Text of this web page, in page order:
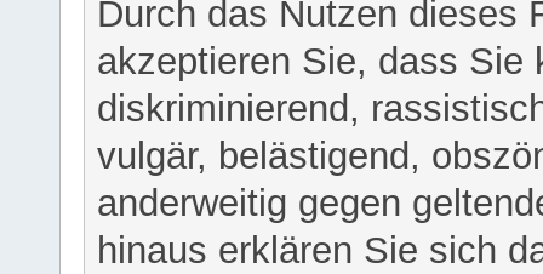
Durch das Nutzen dieses
akzeptieren Sie, dass Sie
diskriminierend,
vulgär, belästigend,
anderweitig gegen
hinaus erklären Sie sich